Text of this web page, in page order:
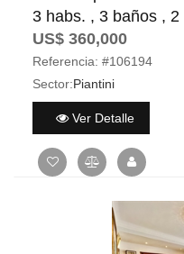
3 habs. , 3 baños ,
US$ 360,000
Referencia: #106194
Sector:Piantini
Ver Detalle